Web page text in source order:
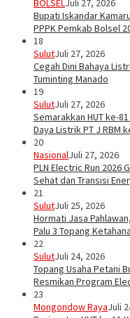
BOLSELJuli 27, 2026
Bupati Iskandar
PPPK Pemkab Bolsel
18
SulutJuli 27, 2026
Cegah Dini Bahaya
Tuminting Manado
19
SulutJuli 27, 2026
Semarakkan HUT ke-
Daya Listrik PT J RBM
20
NasionalJuli 27, 2026
PLN Electric Run 2026
Sehat dan Transisi
21
SulutJuli 25, 2026
Hormati Jasa
Palu 3 Topang
22
SulutJuli 24, 2026
Topang Usaha Petani
Resmikan Program
23
Mongondow RayaJuli